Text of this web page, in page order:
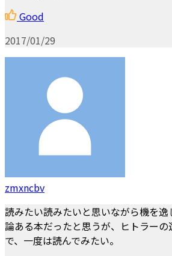
Good
2017/01/29
zmxncbv
読みたい読みたいと思いながら機を
論ある本だったと思うが、ヒトラー
で、一度は読んでみたい。